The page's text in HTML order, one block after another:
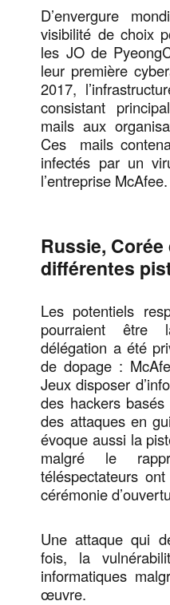
D’envergure
visibilité de choix
les JO de
leur première
2017,
consistant
mails aux
Ces
mails
infectés par un
l’entreprise McAfee.
Russie,
différentes
Les potentiels
pourraient
délégation a été
de dopage :
Jeux disposer
des hackers
des attaques en
évoque aussi la
malgré le
téléspectateurs
cérémonie
Une attaque qui
fois, la
informatiques
œuvre.